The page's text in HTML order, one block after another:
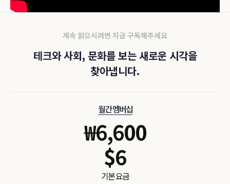
계속 읽으시려면 지금 구독해주세요
테크와 사회, 문화를 보는 새로운 시각을
찾아냅니다.
월간 멤버십
₩6,600
$6
기본 요금